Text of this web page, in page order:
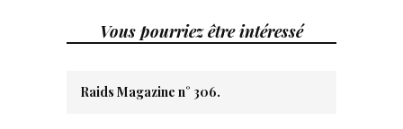
Vous pourriez être intéressé
Raids Magazine n° 306.